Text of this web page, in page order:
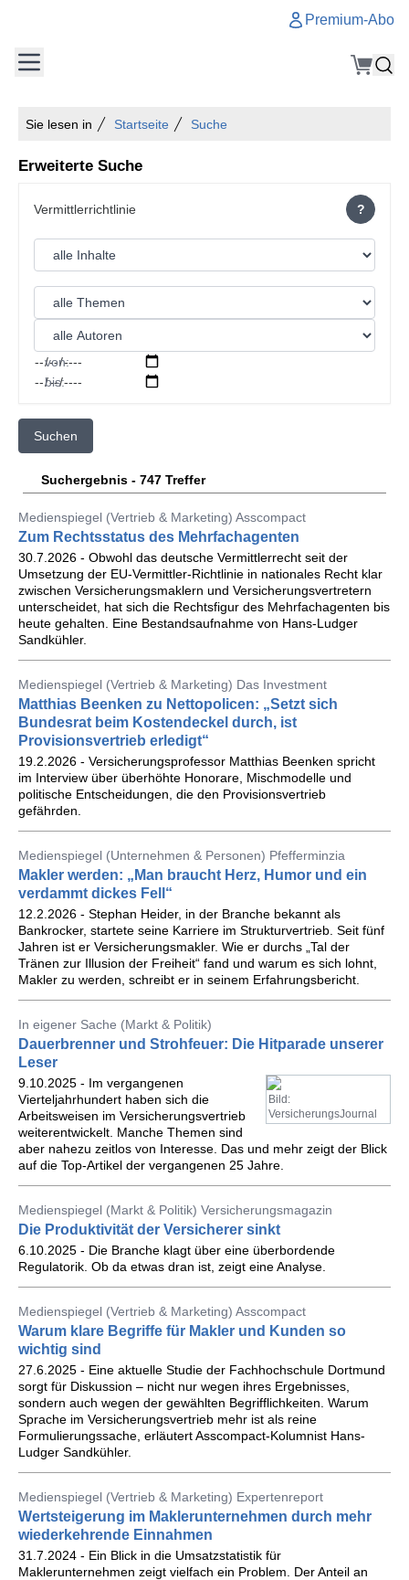
Premium-Abo
Sie lesen in Startseite Suche
Erweiterte Suche
?
von:
bis:
Suchen
Suchergebnis - 747 Treffer
Medienspiegel (Vertrieb & Marketing) Asscompact
Zum Rechtsstatus des Mehrfachagenten
30.7.2026 - Obwohl das deutsche Vermittlerrecht seit der
Umsetzung der EU-Vermittler-Richtlinie in nationales Recht klar
zwischen Versicherungsmaklern und Versicherungsvertretern
unterscheidet, hat sich die Rechtsfigur des Mehrfachagenten bis
heute gehalten. Eine Bestandsaufnahme von Hans-Ludger
Sandkühler.
Medienspiegel (Vertrieb & Marketing) Das Investment
Matthias Beenken zu Nettopolicen: „Setzt sich
Bundesrat beim Kostendeckel durch, ist
Provisionsvertrieb erledigt“
19.2.2026 - Versicherungsprofessor Matthias Beenken spricht
im Interview über überhöhte Honorare, Mischmodelle und
politische Entscheidungen, die den Provisionsvertrieb
gefährden.
Medienspiegel (Unternehmen & Personen) Pfefferminzia
Makler werden: „Man braucht Herz, Humor und ein
verdammt dickes Fell“
12.2.2026 - Stephan Heider, in der Branche bekannt als
Bankrocker, startete seine Karriere im Strukturvertrieb. Seit fünf
Jahren ist er Versicherungsmakler. Wie er durchs „Tal der
Tränen zur Illusion der Freiheit“ fand und warum es sich lohnt,
Makler zu werden, schreibt er in seinem Erfahrungsbericht.
In eigener Sache (Markt & Politik)
Dauerbrenner und Strohfeuer: Die Hitparade unserer
Leser
Bild:
VersicherungsJournal
9.10.2025 - Im vergangenen
Vierteljahrhundert haben sich die
Arbeitsweisen im Versicherungsvertrieb
weiterentwickelt. Manche Themen sind
aber nahezu zeitlos von Interesse. Das und mehr zeigt der Blick
auf die Top-Artikel der vergangenen 25 Jahre.
Medienspiegel (Markt & Politik) Versicherungsmagazin
Die Produktivität der Versicherer sinkt
6.10.2025 - Die Branche klagt über eine überbordende
Regulatorik. Ob da etwas dran ist, zeigt eine Analyse.
Medienspiegel (Vertrieb & Marketing) Asscompact
Warum klare Begriffe für Makler und Kunden so
wichtig sind
27.6.2025 - Eine aktuelle Studie der Fachhochschule Dortmund
sorgt für Diskussion – nicht nur wegen ihres Ergebnisses,
sondern auch wegen der gewählten Begrifflichkeiten. Warum
Sprache im Versicherungsvertrieb mehr ist als reine
Formulierungssache, erläutert Asscompact-Kolumnist Hans-
Ludger Sandkühler.
Medienspiegel (Vertrieb & Marketing) Expertenreport
Wertsteigerung im Maklerunternehmen durch mehr
wiederkehrende Einnahmen
31.7.2024 - Ein Blick in die Umsatzstatistik für
Maklerunternehmen zeigt vielfach ein Problem. Der Anteil an